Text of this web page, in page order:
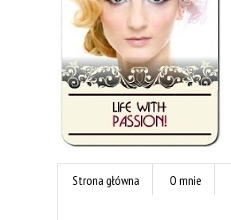
Strona główna O mnie